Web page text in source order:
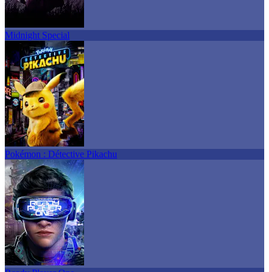
Midnight Special
Pokémon : Détective Pikachu